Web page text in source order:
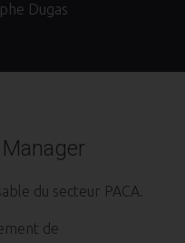
Dugas
du secteur PACA.
de